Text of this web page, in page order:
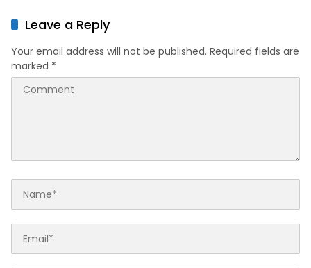
Leave a Reply
Your email address will not be published. Required fields are
marked *